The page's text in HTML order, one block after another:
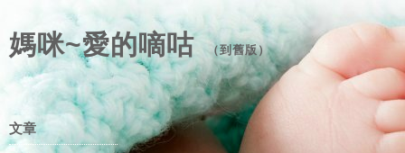
媽咪~愛的嘀咕 （到舊版）
文章